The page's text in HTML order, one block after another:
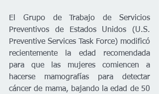
El Grupo de Trabajo de Servicios
Preventivos de Estados Unidos (U.S.
Preventive Services Task Force) modificó
recientemente la edad recomendada
para que las mujeres comiencen a
hacerse mamografías para detectar
cáncer de mama, bajando la edad de 50